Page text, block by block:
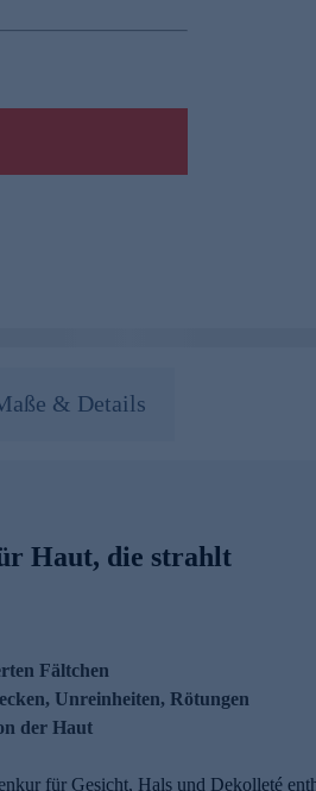
& Details
Haut, die strahlt
Fältchen
Unreinheiten, Rötungen
der Haut
für Gesicht, Hals und Dekolleté